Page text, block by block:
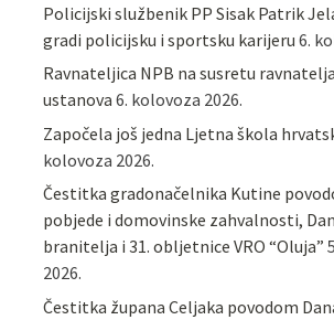
Policijski službenik PP Sisak Patrik
gradi policijsku i sportsku karijeru 6.
Ravnateljica NPB na susretu
ustanova 6. kolovoza 2026.
Započela još jedna Ljetna škola
kolovoza 2026.
Čestitka gradonačelnika Kutine
pobjede i domovinske zahvalnosti,
branitelja i 31. obljetnice VRO “Oluja”
2026.
Čestitka župana Celjaka povodom